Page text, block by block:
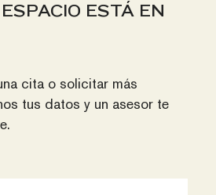
ESTÁ EN
cita o solicitar más
tus datos y un asesor te